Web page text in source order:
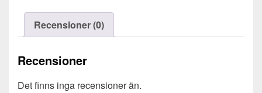
mängdRecensioner (0)
Recensioner
Det finns inga recensioner än.